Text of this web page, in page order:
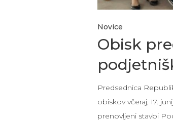
Novice
Obisk
Predsednica
obiskov včeraj, 17.
prenovljeni stavbi